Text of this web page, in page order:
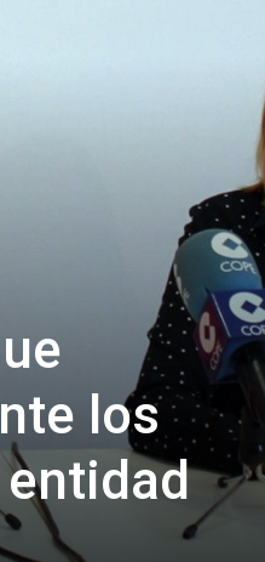
los